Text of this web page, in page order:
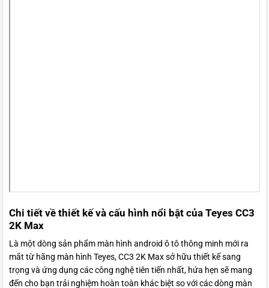
Chi tiết về thiết kế và cấu hình nổi bật của Teyes CC3
2K Max
Là một dòng sản phẩm màn hình android ô tô thông minh mới ra
mắt từ hãng màn hình Teyes, CC3 2K Max sở hữu thiết kế sang
trọng và ứng dụng các công nghệ tiên tiến nhất, hứa hẹn sẽ mang
đến cho bạn trải nghiệm hoàn toàn khác biệt so với các dòng màn